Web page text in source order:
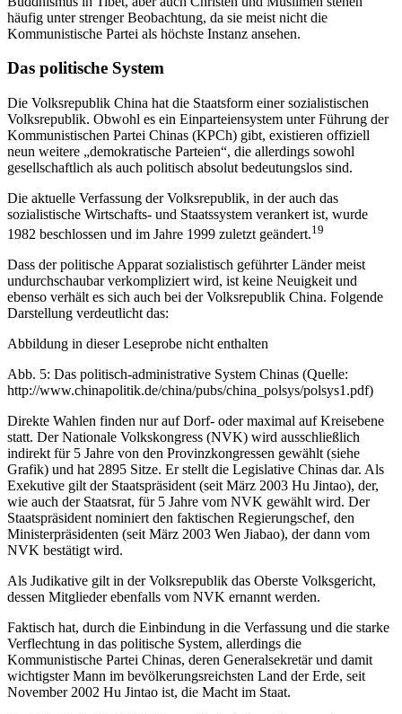
häufig unter strenger Beobachtung, da sie meist nicht die
Kommunistische Partei als höchste Instanz ansehen.
Das politische System
Die Volksrepublik China hat die Staatsform einer sozialistischen
Volksrepublik. Obwohl es ein Einparteiensystem unter Führung der
Kommunistischen Partei Chinas (KPCh) gibt, existieren offiziell
neun weitere „demokratische Parteien“, die allerdings sowohl
gesellschaftlich als auch politisch absolut bedeutungslos sind.
Die aktuelle Verfassung der Volksrepublik, in der auch das
sozialistische Wirtschafts- und Staatssystem verankert ist, wurde
1982 beschlossen und im Jahre 1999 zuletzt geändert.19
Dass der politische Apparat sozialistisch geführter Länder meist
undurchschaubar verkompliziert wird, ist keine Neuigkeit und
ebenso verhält es sich auch bei der Volksrepublik China. Folgende
Darstellung verdeutlicht das:
Abbildung in dieser Leseprobe nicht enthalten
Abb. 5: Das politisch-administrative System Chinas (Quelle:
http://www.chinapolitik.de/china/pubs/china_polsys/polsys1.pdf)
Direkte Wahlen finden nur auf Dorf- oder maximal auf Kreisebene
statt. Der Nationale Volkskongress (NVK) wird ausschließlich
indirekt für 5 Jahre von den Provinzkongressen gewählt (siehe
Grafik) und hat 2895 Sitze. Er stellt die Legislative Chinas dar. Als
Exekutive gilt der Staatspräsident (seit März 2003 Hu Jintao), der,
wie auch der Staatsrat, für 5 Jahre vom NVK gewählt wird. Der
Staatspräsident nominiert den faktischen Regierungschef, den
Ministerpräsidenten (seit März 2003 Wen Jiabao), der dann vom
NVK bestätigt wird.
Als Judikative gilt in der Volksrepublik das Oberste Volksgericht,
dessen Mitglieder ebenfalls vom NVK ernannt werden.
Faktisch hat, durch die Einbindung in die Verfassung und die starke
Verflechtung in das politische System, allerdings die
Kommunistische Partei Chinas, deren Generalsekretär und damit
wichtigster Mann im bevölkerungsreichsten Land der Erde, seit
November 2002 Hu Jintao ist, die Macht im Staat.